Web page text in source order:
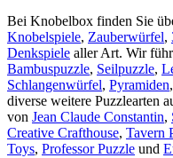
Bei Knobelbox finden Sie
Knobelspiele, Zauberwürfel,
Denkspiele aller Art. Wir
Bambuspuzzle, Seilpuzzle,
Schlangenwürfel, Pyramiden,
diverse weitere Puzzlearten
von Jean Claude Constantin,
Creative Crafthouse, Tavern
Toys, Professor Puzzle und